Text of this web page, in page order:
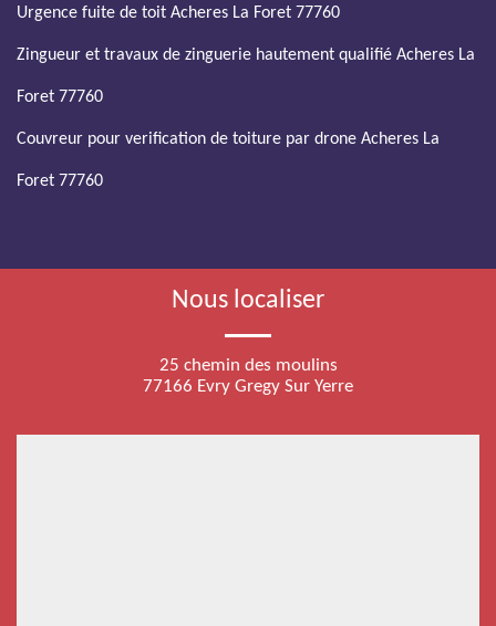
Urgence fuite de toit Acheres La Foret 77760
Zingueur et travaux de zinguerie hautement qualifié Acheres La
Foret 77760
Couvreur pour verification de toiture par drone Acheres La
Foret 77760
Nous localiser
25 chemin des moulins
77166 Evry Gregy Sur Yerre